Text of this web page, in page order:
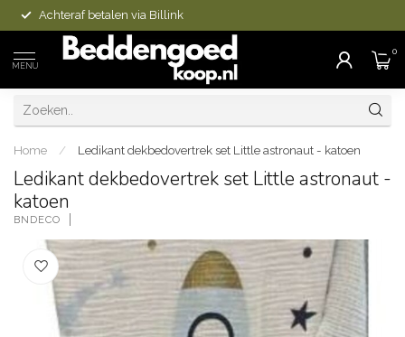
Achteraf betalen via Billink
MENU
0
Home / Ledikant dekbedovertrek set Little astronaut - katoen
Ledikant dekbedovertrek set Little astronaut -
katoen
BNDECO